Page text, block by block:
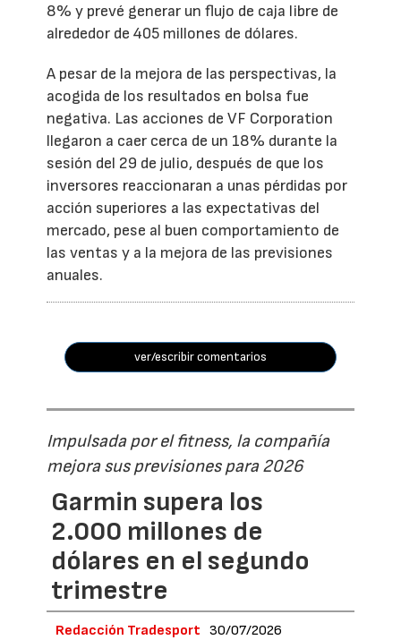
8% y prevé generar un flujo de caja libre de
alrededor de 405 millones de dólares.
A pesar de la mejora de las perspectivas, la
acogida de los resultados en bolsa fue
negativa. Las acciones de VF Corporation
llegaron a caer cerca de un 18% durante la
sesión del 29 de julio, después de que los
inversores reaccionaran a unas pérdidas por
acción superiores a las expectativas del
mercado, pese al buen comportamiento de
las ventas y a la mejora de las previsiones
anuales.
ver/escribir comentarios
Impulsada por el fitness, la compañía
mejora sus previsiones para 2026
Garmin supera los
2.000 millones de
dólares en el segundo
trimestre
Redacción Tradesport 30/07/2026